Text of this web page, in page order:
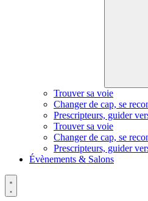
Trouver sa voie
Changer de cap, se
Prescripteurs, guider
Trouver sa voie
Changer de cap, se
Prescripteurs, guider
Évènements & Salons